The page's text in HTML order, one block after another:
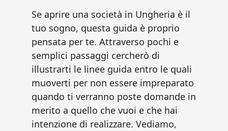
Se aprire una società in Ungheria è il
tuo sogno, questa guida è proprio
pensata per te. Attraverso pochi e
semplici passaggi cercherò di
illustrarti le linee guida entro le quali
muoverti per non essere impreparato
quando ti verranno poste domande in
merito a quello che vuoi e che hai
intenzione di realizzare. Vediamo,